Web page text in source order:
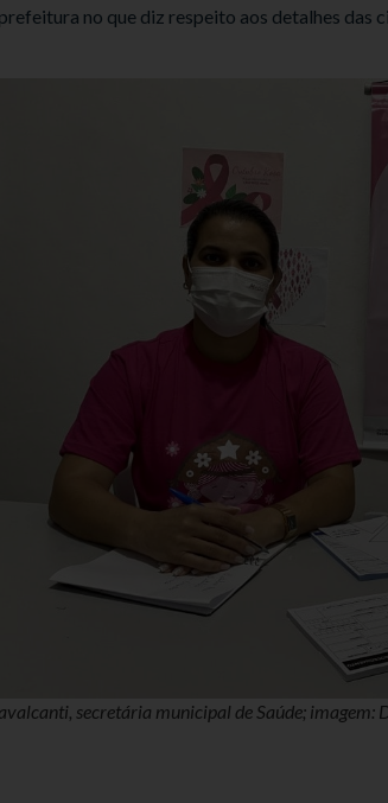
no que diz respeito aos detalhes
secretária municipal de Saúde; imagem: